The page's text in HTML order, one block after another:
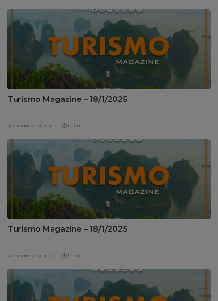
Turismo Magazine – 18/1/2025
Redazione 2 anni fa 1 min
Turismo Magazine – 18/1/2025
Redazione 2 anni fa 1 min